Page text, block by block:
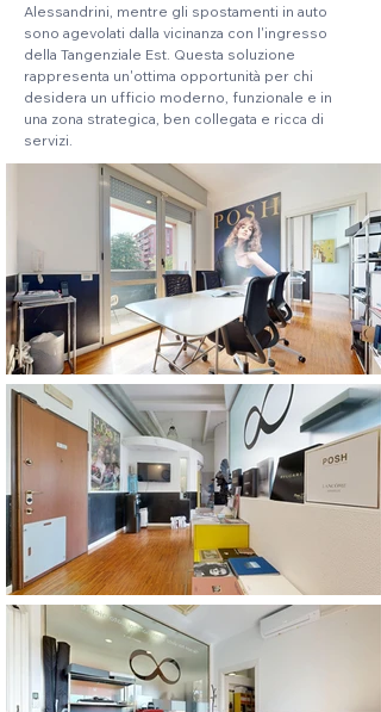
Alessandrini, mentre gli spostamenti in auto
sono agevolati dalla vicinanza con l'ingresso
della Tangenziale Est. Questa soluzione
rappresenta un'ottima opportunità per chi
desidera un ufficio moderno, funzionale e in
una zona strategica, ben collegata e ricca di
servizi.